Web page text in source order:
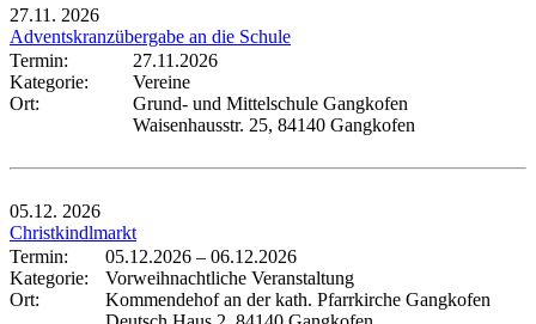
27.11. 2026
Adventskranzübergabe an die Schule
Termin:
27.11.2026
Kategorie:
Vereine
Ort:
Grund- und Mittelschule Gangkofen
Waisenhausstr. 25, 84140 Gangkofen
05.12. 2026
Christkindlmarkt
Termin:
05.12.2026 – 06.12.2026
Kategorie:
Vorweihnachtliche Veranstaltung
Ort:
Kommendehof an der kath. Pfarrkirche Gangkofen